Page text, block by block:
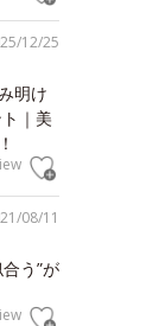
12/25
明け
｜美
08/11
う”が